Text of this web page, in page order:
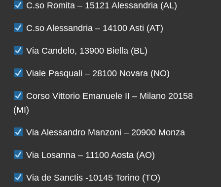
C.so Romita – 15121 Alessandria (AL)
C.so Alessandria – 14100 Asti (AT)
Via Candelo, 13900 Biella (BL)
Viale Pasquali – 28100 Novara (NO)
Corso Vittorio Emanuele II – Milano 20158
(MI)
Via Alessandro Manzoni – 20900 Monza
Via Losanna – 11100 Aosta (AO)
Via de Sanctis -10145 Torino (TO)